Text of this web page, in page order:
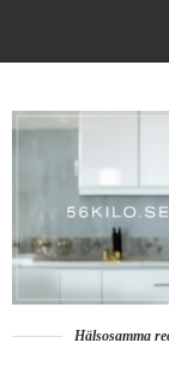
Hälsosamma